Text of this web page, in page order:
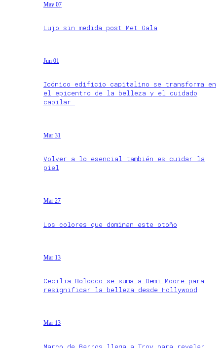
May 07
Lujo sin medida post Met Gala
Jun 01
Icónico edificio capitalino se transforma en
el epicentro de la belleza y el cuidado
capilar
Mar 31
Volver a lo esencial también es cuidar la
piel
Mar 27
Los colores que dominan este otoño
Mar 13
Cecilia Bolocco se suma a Demi Moore para
resignificar la belleza desde Hollywood
Mar 13